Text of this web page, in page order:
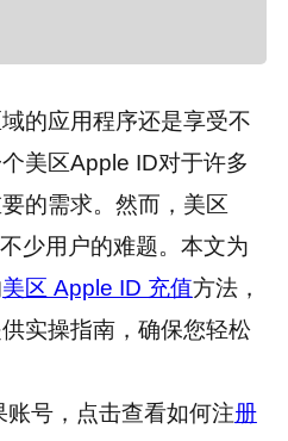
的应用程序还是享受不
美区Apple ID对于许多
的需求。然而，美区
少用户的难题。本文为
美区 Apple ID 充值方法，
实操指南，确保您轻松
号，点击查看如何注册